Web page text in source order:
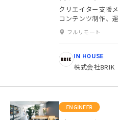
クリエイター支援
コンテンツ制作、
フルリモート
IN HOUSE
株式会社BRIK
ENGINEER